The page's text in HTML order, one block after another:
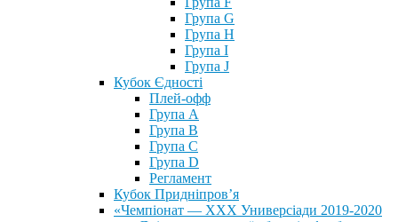
Група G
Група H
Група I
Група J
Кубок Єдності
Плей-офф
Група А
Група В
Група С
Група D
Регламент
Кубок Придніпров’я
«Чемпіонат — ХХХ Универсіади 2019-2020